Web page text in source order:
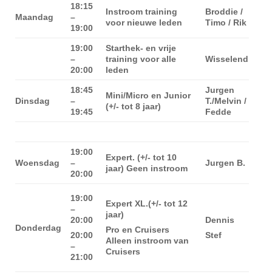
Maandag
18:15
–
19:00
Instroom training
voor nieuwe leden
Broddie /
Timo / Rik
19:00
–
20:00
Starthek- en vrije
training voor alle
leden
Wisselend
Dinsdag
18:45
–
19:45
Mini/Micro en Junior
(+/- tot 8 jaar)
Jurgen
T./Melvin /
Fedde
Woensdag
19:00
–
20:00
Expert. (+/- tot 10
jaar) Geen instroom
Jurgen B.
Donderdag
19:00
–
20:00
20:00
–
21:00
Expert XL.(+/- tot 12
jaar)
Pro en Cruisers
Alleen instroom van
Cruisers
Dennis
Stef